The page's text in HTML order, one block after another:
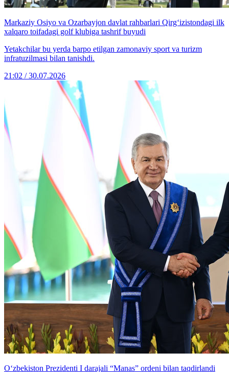
Markaziy Osiyo va Ozarbayjon davlat rahbarlari Qirg‘izistondagi ilk
xalqaro toifadagi golf klubiga tashrif buyudi
Yetakchilar bu yerda barpo etilgan zamonaviy sport va turizm
infratuzilmasi bilan tanishdi.
21:02 / 30.07.2026
O‘zbekiston Prezidenti I darajali “Manas” ordeni bilan taqdirlandi